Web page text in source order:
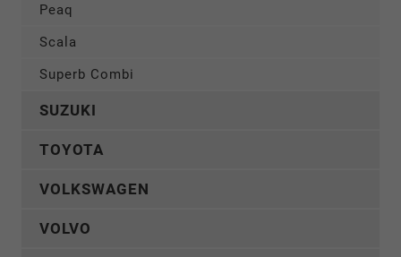
Peaq
Scala
Superb Combi
SUZUKI
TOYOTA
VOLKSWAGEN
VOLVO